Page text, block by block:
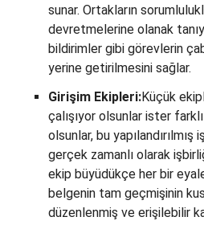
sunar. Ortakların
devretmelerine olanak
bildirimler gibi görevlerin
yerine getirilmesini sağlar.
Girişim Ekipleri:Küçük
çalışıyor olsunlar ister
olsunlar, bu yapılandırılmış
gerçek zamanlı olarak
ekip büyüdükçe her bir
belgenin tam geçmişinin
düzenlenmiş ve erişilebilir